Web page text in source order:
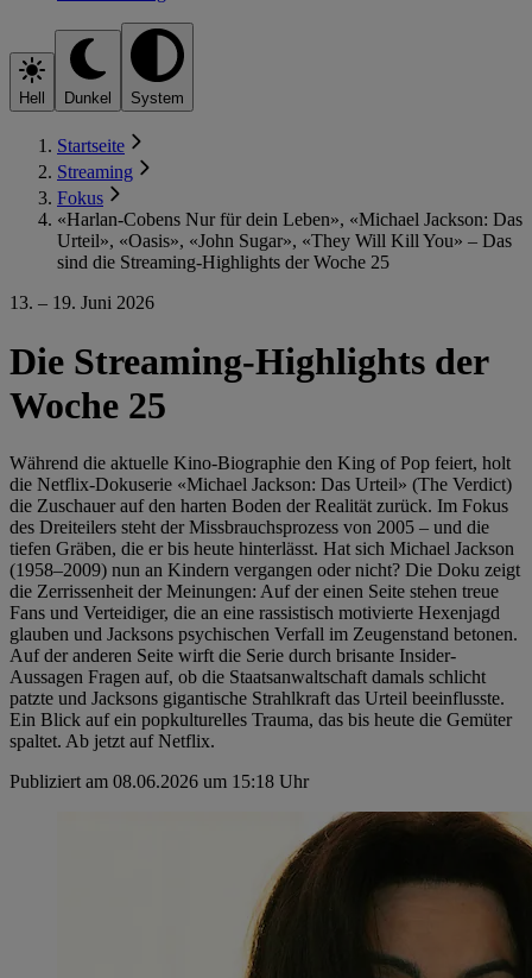
Hell Dunkel System
Startseite
Streaming
Fokus
«Harlan-Cobens Nur für dein Leben», «Michael Jackson: Das
Urteil», «Oasis», «John Sugar», «They Will Kill You» – Das
sind die Streaming-Highlights der Woche 25
13. – 19. Juni 2026
Die Streaming-Highlights der
Woche 25
Während die aktuelle Kino-Biographie den King of Pop feiert, holt
die Netflix-Dokuserie «Michael Jackson: Das Urteil» (The Verdict)
die Zuschauer auf den harten Boden der Realität zurück. Im Fokus
des Dreiteilers steht der Missbrauchsprozess von 2005 – und die
tiefen Gräben, die er bis heute hinterlässt. Hat sich Michael Jackson
(1958–2009) nun an Kindern vergangen oder nicht? Die Doku zeigt
die Zerrissenheit der Meinungen: Auf der einen Seite stehen treue
Fans und Verteidiger, die an eine rassistisch motivierte Hexenjagd
glauben und Jacksons psychischen Verfall im Zeugenstand betonen.
Auf der anderen Seite wirft die Serie durch brisante Insider-
Aussagen Fragen auf, ob die Staatsanwaltschaft damals schlicht
patzte und Jacksons gigantische Strahlkraft das Urteil beeinflusste.
Ein Blick auf ein popkulturelles Trauma, das bis heute die Gemüter
spaltet. Ab jetzt auf Netflix.
Publiziert am 08.06.2026 um 15:18 Uhr